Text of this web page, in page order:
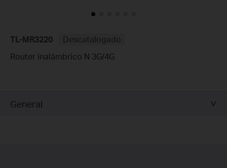
TL-MR3220
Descatalogado
Router inalámbrico N 3G/4G
General